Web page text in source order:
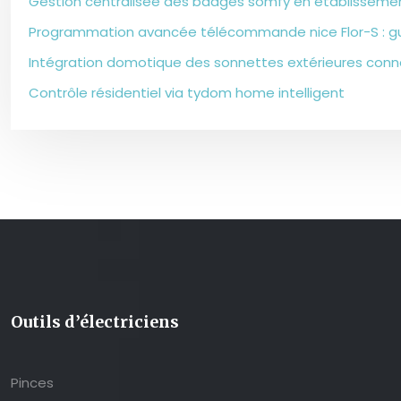
Programmation avancée télécommande nice Flor-S :
Intégration domotique des sonnettes extérieures
Contrôle résidentiel via tydom home intelligent
Outils d’électriciens
Pinces